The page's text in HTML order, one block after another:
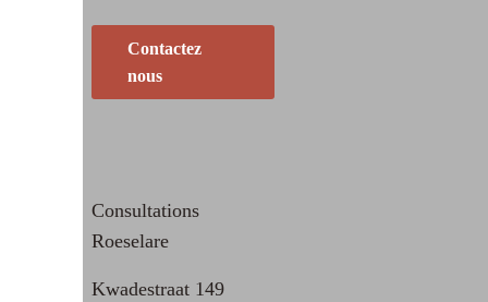
Contactez
nous
Consultations
Roeselare
Kwadestraat 149